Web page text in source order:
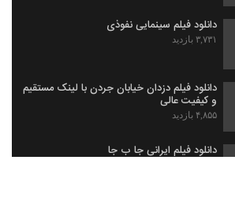
دانلود فیلم سینمایی نفوذی
۳,۷۳۱ بازدید
دانلود فیلم دزدان خیابان جردن با لینک مستقیم
و کیفیت عالی
۴,۸۵۵ بازدید
دانلود فیلم ایرانی جا ب جا